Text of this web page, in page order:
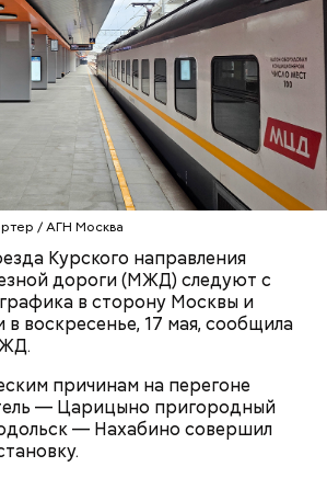
/ АГН Москва
Курского направления
дороги (МЖД) следуют с
в сторону Москвы и
в воскресенье, 17 мая, сообщила
причинам на перегоне
— Царицыно пригородный
— Нахабино совершил
до семи лет лишения свободы.
витаминами, вернулись обратно,
У него ухудшилось самочувствие
в больницу,
там он скончался, — рассказывал
ГСУ СК по Московской области